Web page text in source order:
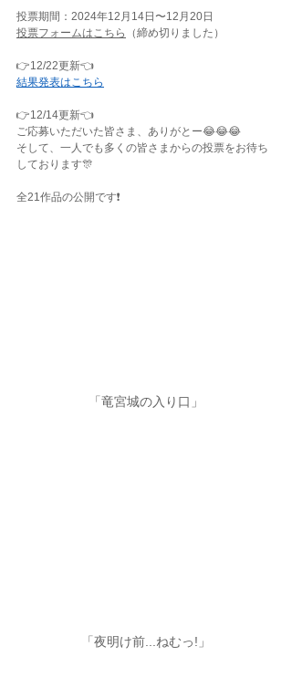
投票期間：2024年12月14日〜12月20日
投票フォームはこちら
（締め切りました）
👉12/22更新👈
結果発表はこちら
👉12/14更新👈
ご応募いただいた皆さま、ありがとー😂😂😂
そして、一人でも多くの皆さまからの投票をお待ち
しております🎊
全21作品の公開です❗️
「竜宮城の入り口」
「夜明け前...ねむっ!」